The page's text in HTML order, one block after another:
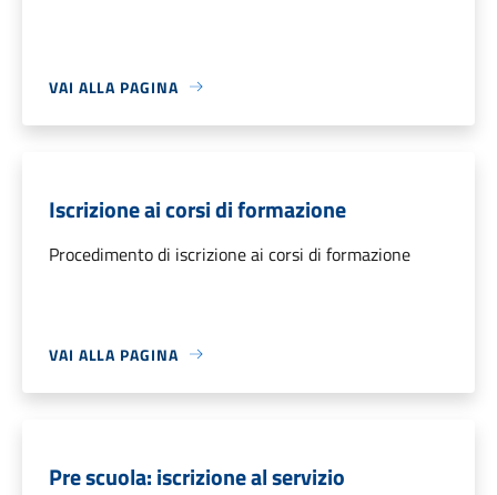
VAI ALLA PAGINA
Iscrizione ai corsi di formazione
Procedimento di iscrizione ai corsi di formazione
VAI ALLA PAGINA
Pre scuola: iscrizione al servizio